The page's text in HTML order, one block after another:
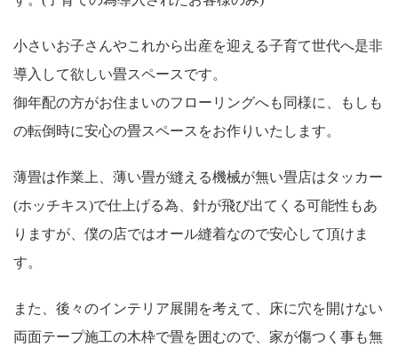
小さいお子さんやこれから出産を迎える子育て世代へ是非
導入して欲しい畳スペースです。
御年配の方がお住まいのフローリングへも同様に、もしも
の転倒時に安心の畳スペースをお作りいたします。
薄畳は作業上、薄い畳が縫える機械が無い畳店はタッカー
(ホッチキス)で仕上げる為、針が飛び出てくる可能性もあ
りますが、僕の店ではオール縫着なので安心して頂けま
す。
また、後々のインテリア展開を考えて、床に穴を開けない
両面テープ施工の木枠で畳を囲むので、家が傷つく事も無